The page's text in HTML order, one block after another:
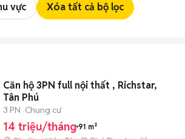
vực Xóa tất cả bộ lọc
Căn hộ 3PN full nội thất , Richstar,
Tân Phú
3 PN Chung cư
14 triệu/tháng 91 m²